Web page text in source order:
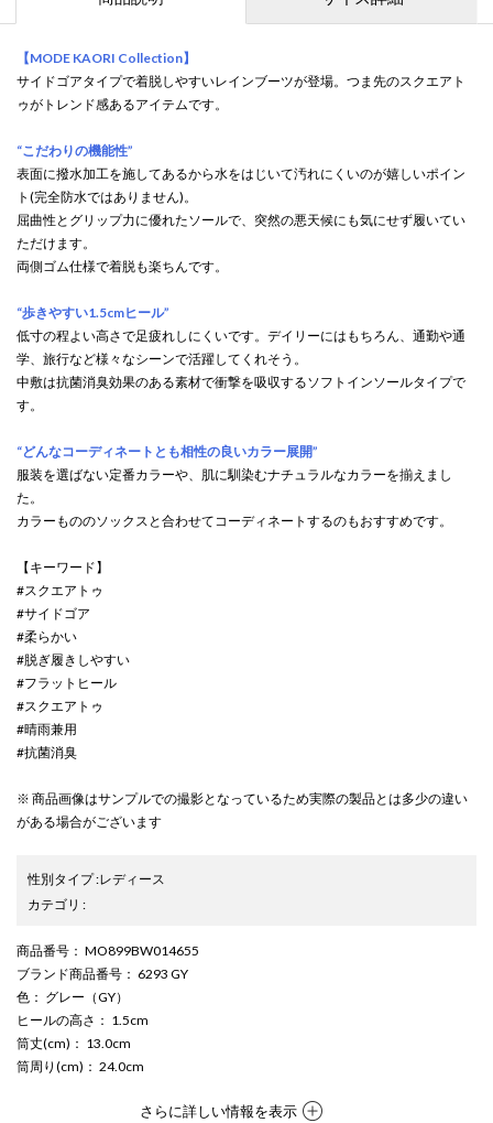
【MODE KAORI Collection】
サイドゴアタイプで着脱しやすいレインブーツが登場。つま先のスクエアト
ゥがトレンド感あるアイテムです。
“こだわりの機能性”
表面に撥水加工を施してあるから水をはじいて汚れにくいのが嬉しいポイン
ト(完全防水ではありません)。
屈曲性とグリップ力に優れたソールで、突然の悪天候にも気にせず履いてい
ただけます。
両側ゴム仕様で着脱も楽ちんです。
“歩きやすい1.5cmヒール”
低寸の程よい高さで足疲れしにくいです。デイリーにはもちろん、通勤や通
学、旅行など様々なシーンで活躍してくれそう。
中敷は抗菌消臭効果のある素材で衝撃を吸収するソフトインソールタイプで
す。
“どんなコーディネートとも相性の良いカラー展開”
服装を選ばない定番カラーや、肌に馴染むナチュラルなカラーを揃えまし
た。
カラーもののソックスと合わせてコーディネートするのもおすすめです。
【キーワード】
#スクエアトゥ
#サイドゴア
#柔らかい
#脱ぎ履きしやすい
#フラットヒール
#スクエアトゥ
#晴雨兼用
#抗菌消臭
※ 商品画像はサンプルでの撮影となっているため実際の製品とは多少の違い
がある場合がございます
性別タイプ:レディース
カテゴリ :
商品番号 ： MO899BW014655
ブランド商品番号 ： 6293 GY
色 ： グレー（GY）
ヒールの高さ ： 1.5cm
筒丈(cm) ： 13.0cm
筒周り(cm) ： 24.0cm
さらに詳しい情報を表示